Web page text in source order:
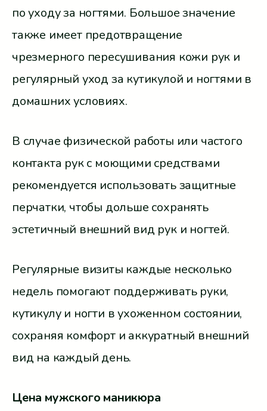
по уходу за ногтями. Большое значение
также имеет предотвращение
чрезмерного пересушивания кожи рук и
регулярный уход за кутикулой и ногтями в
домашних условиях.
В случае физической работы или частого
контакта рук с моющими средствами
рекомендуется использовать защитные
перчатки, чтобы дольше сохранять
эстетичный внешний вид рук и ногтей.
Регулярные визиты каждые несколько
недель помогают поддерживать руки,
кутикулу и ногти в ухоженном состоянии,
сохраняя комфорт и аккуратный внешний
вид на каждый день.
Цена мужского маникюра